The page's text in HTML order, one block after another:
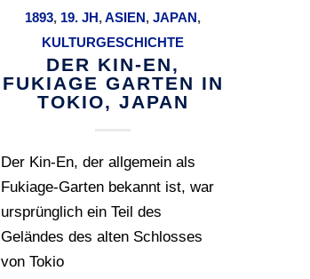
1893, 19. JH,ASIEN,JAPAN,
KULTURGESCHICHTE
DER KIN-EN,
FUKIAGE GARTEN IN
TOKIO, JAPAN
Der Kin-En, der allgemein als
Fukiage-Garten bekannt ist, war
ursprünglich ein Teil des
Geländes des alten Schlosses
von Tokio